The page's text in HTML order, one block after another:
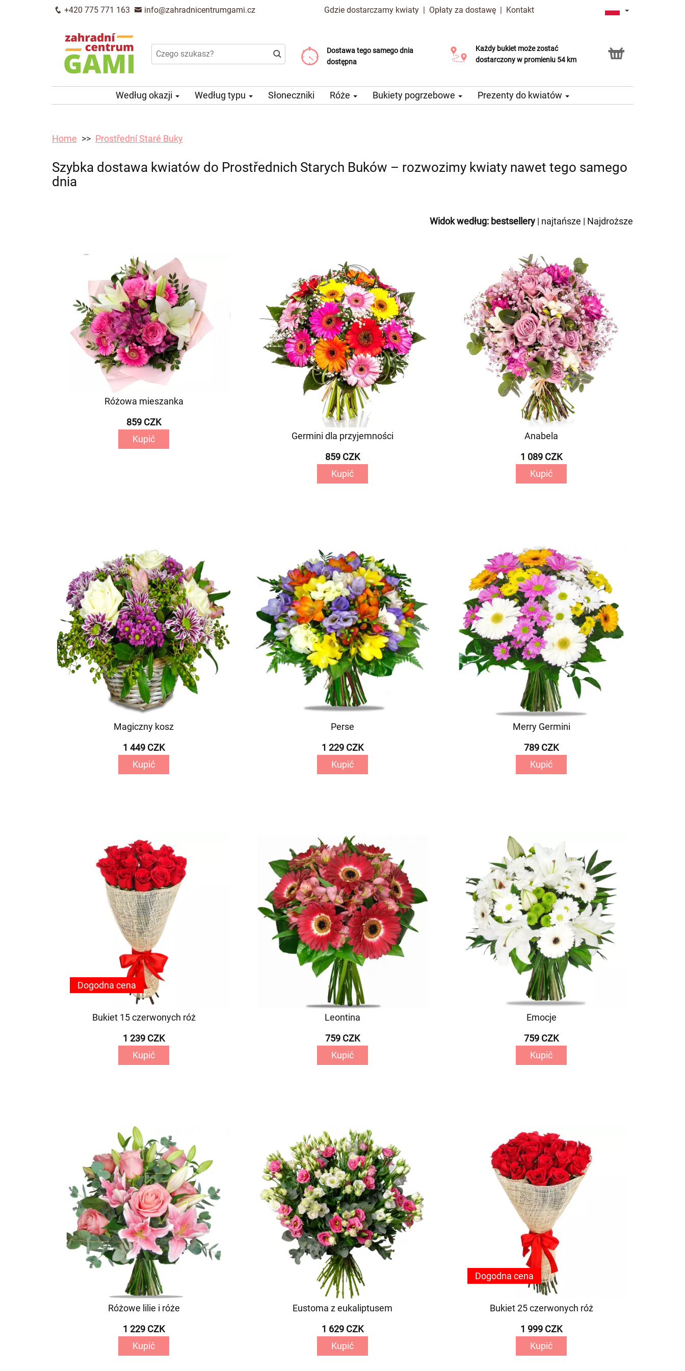
+420 775 771 163 info@zahradnicentrumgami.cz Gdzie dostarczamy kwiaty | Opłaty za dostawę | Kontakt
Dostawa tego samego dnia
dostępna
Koszt dostawy już od 99 CZK
Wybierz datę dostawy
Każdy bukiet może zostać
dostarczony w promieniu 54 km
Usługa Click & Collect
Według okazji Według typu Słoneczniki Róże Bukiety pogrzebowe Prezenty do kwiatów
Home Prostřední Staré Buky
Szybka dostawa kwiatów do Prostřednich Starych Buków – rozwozimy kwiaty nawet tego samego
dnia
Widok według: bestsellery | najtańsze | Najdroższe
Różowa mieszanka
859 CZK
Kupić
Germini dla przyjemności
859 CZK
Kupić
Anabela
1 089 CZK
Kupić
Magiczny kosz
1 449 CZK
Kupić
Perse
1 229 CZK
Kupić
Merry Germini
789 CZK
Kupić
Bukiet 15 czerwonych róż
1 239 CZK
Kupić
Dogodna cena
Leontina
759 CZK
Kupić
Emocje
759 CZK
Kupić
Różowe lilie i róże
1 229 CZK
Kupić
Eustoma z eukaliptusem
1 629 CZK
Kupić
Bukiet 25 czerwonych róż
1 999 CZK
Kupić
Dogodna cena